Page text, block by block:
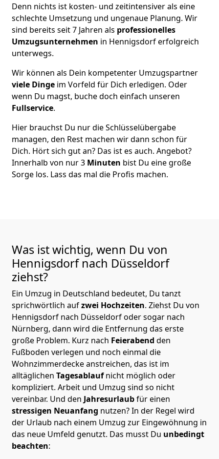
Denn nichts ist kosten- und zeitintensiver als eine
schlechte Umsetzung und ungenaue Planung. Wir
sind bereits seit 7 Jahren als professionelles
Umzugsunternehmen in Hennigsdorf erfolgreich
unterwegs.
Wir können als Dein kompetenter Umzugspartner
viele Dinge im Vorfeld für Dich erledigen. Oder
wenn Du magst, buche doch einfach unseren
Fullservice.
Hier brauchst Du nur die Schlüsselübergabe
managen, den Rest machen wir dann schon für
Dich. Hört sich gut an? Das ist es auch. Angebot?
Innerhalb von nur 3 Minuten bist Du eine große
Sorge los. Lass das mal die Profis machen.
Was ist wichtig, wenn Du von
Hennigsdorf nach Düsseldorf
ziehst?
Ein Umzug in Deutschland bedeutet, Du tanzt
sprichwörtlich aufzwei Hochzeiten. Ziehst Du von
Hennigsdorf nach Düsseldorf oder sogar nach
Nürnberg, dann wird die Entfernung das erste
große Problem. Kurz nach Feierabend den
Fußboden verlegen und noch einmal die
Wohnzimmerdecke anstreichen, das ist im
alltäglichen Tagesablaufnicht möglich oder
kompliziert. Arbeit und Umzug sind so nicht
vereinbar. Und den Jahresurlaubfür einen
stressigen Neuanfang nutzen? In der Regel wird
der Urlaub nach einem Umzug zur Eingewöhnung in
das neue Umfeld genutzt. Das musst Du unbedingt
beachten: